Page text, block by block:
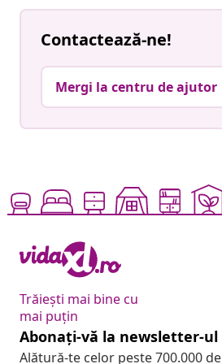
Contactează-ne!
Mergi la centru de ajutor
Trăiești mai bine cu
mai puțin
Abonați-vă la newsletter-
Alătură-te celor peste 700.000